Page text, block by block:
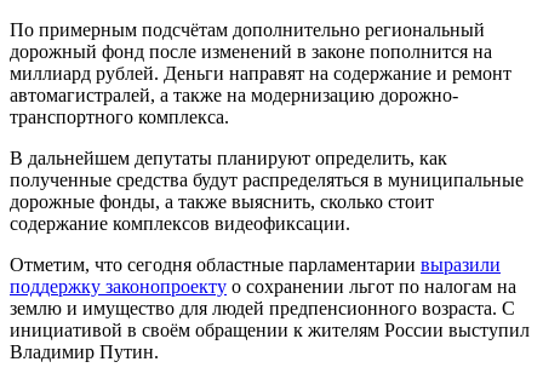
По примерным подсчётам дополнительно региональный
дорожный фонд после изменений в законе пополнится на
миллиард рублей. Деньги направят на содержание и ремонт
автомагистралей, а также на модернизацию дорожно-
транспортного комплекса.
В дальнейшем депутаты планируют определить, как
полученные средства будут распределяться в муниципальные
дорожные фонды, а также выяснить, сколько стоит
содержание комплексов видеофиксации.
Отметим, что сегодня областные парламентарии выразили
поддержку законопроекту о сохранении льгот по налогам на
землю и имущество для людей предпенсионного возраста. С
инициативой в своём обращении к жителям России выступил
Владимир Путин.